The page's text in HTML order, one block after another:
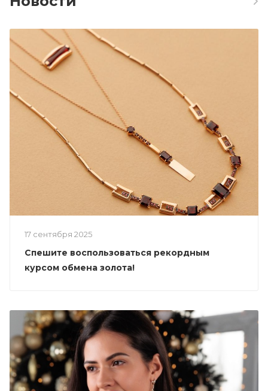
17 сентября 2025
Спешите воспользоваться рекордным
курсом обмена золота!